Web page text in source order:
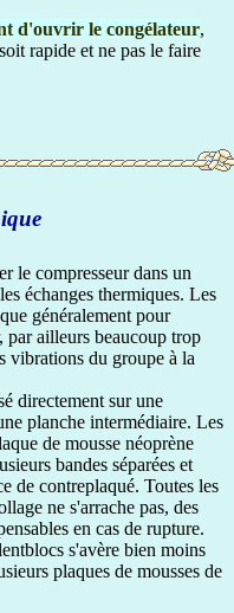
d'ouvrir le congélateur,
rapide et ne pas le faire
le compresseur dans un
échanges thermiques. Les
généralement pour
par ailleurs beaucoup trop
vibrations du groupe à la
directement sur une
planche intermédiaire. Les
de mousse néoprène
bandes séparées et
de contreplaqué. Toutes les
ne s'arrache pas, des
en cas de rupture.
s'avère bien moins
plaques de mousses de